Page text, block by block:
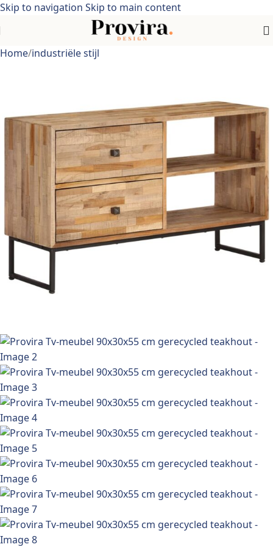
Skip to navigation Skip to main content
Home/industriële stijl